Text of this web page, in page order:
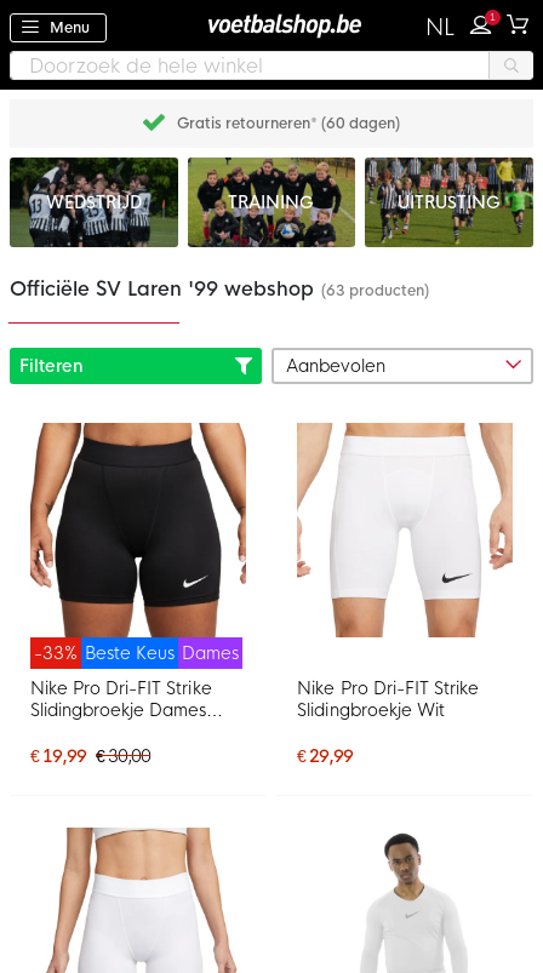
Menu NL 1
Gratis retourneren* (60 dagen)
WEDSTRIJD TRAINING UITRUSTING
Officiële SV Laren '99 webshop (63 producten)
Filteren
Beste Keus
-33%
Dames
Nike Pro Dri-FIT Strike
Slidingbroekje Dames
€ 19,99 € 30,00
Nike Pro Dri-FIT Strike
Slidingbroekje Wit
€ 29,99